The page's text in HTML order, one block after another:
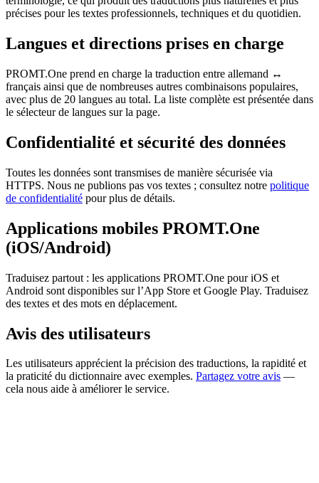
précises pour les textes professionnels, techniques et du quotidien.
Langues et directions prises en charge
PROMT.One prend en charge la traduction entre allemand ↔
français ainsi que de nombreuses autres combinaisons populaires,
avec plus de 20 langues au total. La liste complète est présentée dans
le sélecteur de langues sur la page.
Confidentialité et sécurité des données
Toutes les données sont transmises de manière sécurisée via
HTTPS. Nous ne publions pas vos textes ; consultez notre politique
de confidentialité pour plus de détails.
Applications mobiles PROMT.One
(iOS/Android)
Traduisez partout : les applications PROMT.One pour iOS et
Android sont disponibles sur l’App Store et Google Play. Traduisez
des textes et des mots en déplacement.
Avis des utilisateurs
Les utilisateurs apprécient la précision des traductions, la rapidité et
la praticité du dictionnaire avec exemples. Partagez votre avis —
cela nous aide à améliorer le service.